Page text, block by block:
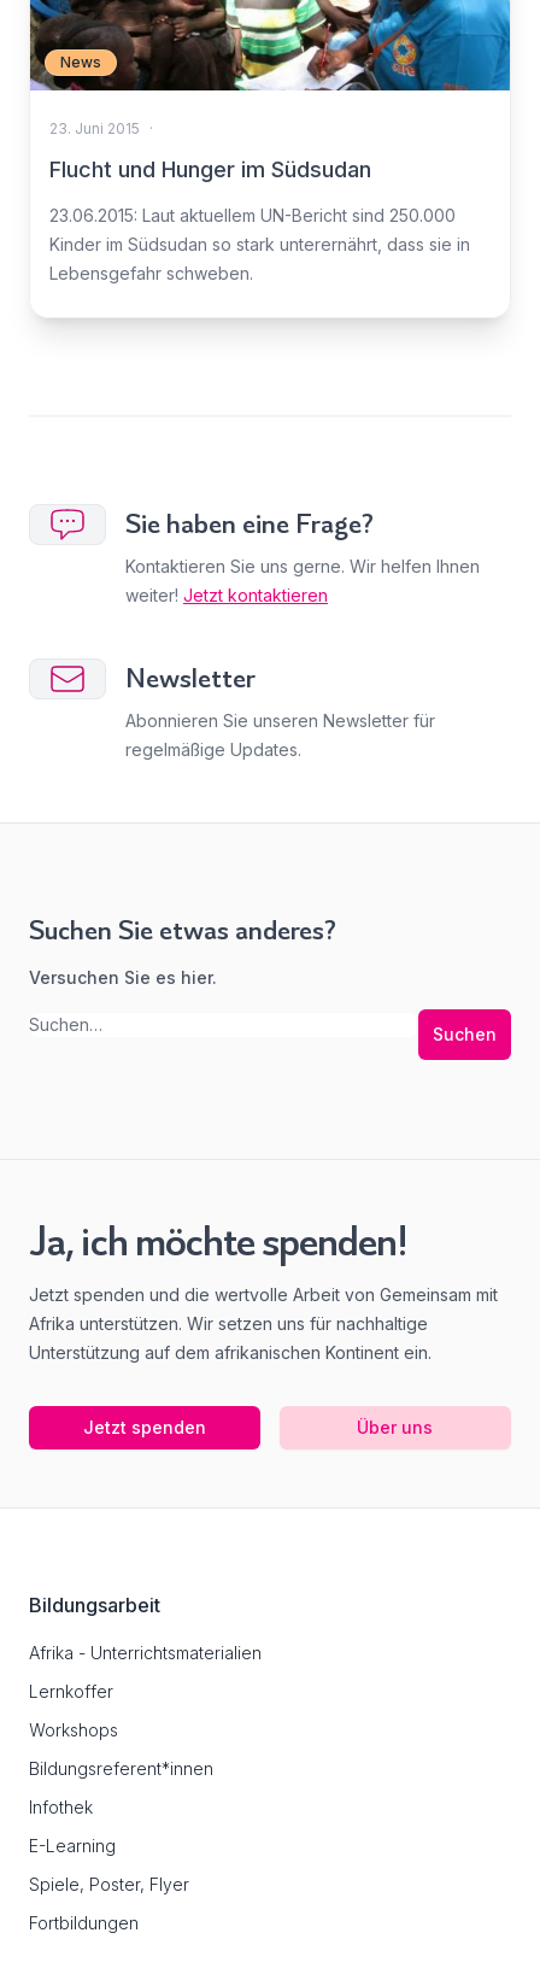
News
23. Juni 2015 ·
Flucht und Hunger im Südsudan
23.06.2015: Laut aktuellem UN-Bericht sind 250.000
Kinder im Südsudan so stark unterernährt, dass sie in
Lebensgefahr schweben.
Sie haben eine Frage?
Kontaktieren Sie uns gerne. Wir helfen Ihnen
weiter! Jetzt kontaktieren
Newsletter
Abonnieren Sie unseren Newsletter für
regelmäßige Updates.
Suchen Sie etwas anderes?
Versuchen Sie es hier.
Suchen
Ja, ich möchte spenden!
Jetzt spenden und die wertvolle Arbeit von Gemeinsam mit
Afrika unterstützen. Wir setzen uns für nachhaltige
Unterstützung auf dem afrikanischen Kontinent ein.
Jetzt spenden Über uns
Bildungsarbeit
Afrika - Unterrichtsmaterialien
Lernkoffer
Workshops
Bildungsreferent*innen
Infothek
E-Learning
Spiele, Poster, Flyer
Fortbildungen